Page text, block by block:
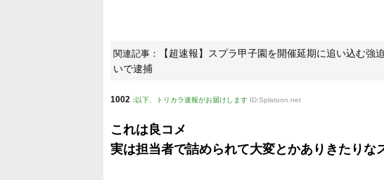
関連記事：
【超速報】スプラ甲子園を開催延期に追い込む
いで逮捕
1002 : 以下、トリカラ速報がお届けします ID:Splatoon.net
これは良コメ
実は担当者で詰められて大変とかありきたりな